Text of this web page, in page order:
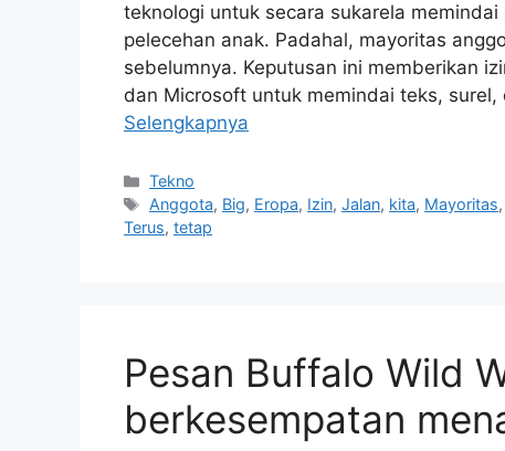
teknologi untuk secara sukarela
pelecehan anak. Padahal, mayoritas
sebelumnya. Keputusan ini memberikan
dan Microsoft untuk memindai teks,
Selengkapnya
Kategori
Tekno
Tag
Anggota, Big, Eropa, Izin,Jalan, kita, Mayoritas,
Terus, tetap
Pesan Buffalo Wild
berkesempatan